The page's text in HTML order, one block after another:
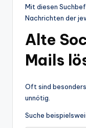
Mit diesen
Nachrichten der
Alte
Mails
Oft sind
unnötig.
Suche